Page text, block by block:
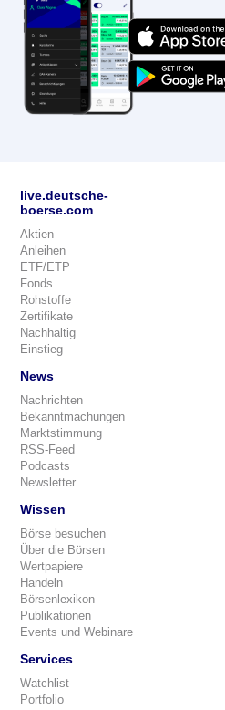
live.deutsche-
boerse.com
Aktien
Anleihen
ETF/ETP
Fonds
Rohstoffe
Zertifikate
Nachhaltig
Einstieg
News
Nachrichten
Bekanntmachungen
Marktstimmung
RSS-Feed
Podcasts
Newsletter
Wissen
Börse besuchen
Über die Börsen
Wertpapiere
Handeln
Börsenlexikon
Publikationen
Events und Webinare
Services
Watchlist
Portfolio